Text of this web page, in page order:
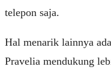
telepon saja.
Hal menarik lainnya
Pravelia mendukung